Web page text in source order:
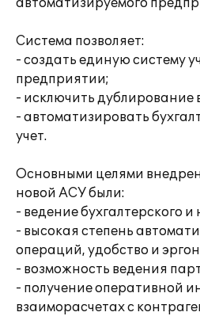
автоматизируемого
Система позволяет:
- создать единую систему
предприятии;
- исключить
- автоматизировать
учет.
Основными целями
новой АСУ были:
- ведение бухгалтерского и
- высокая степень
операций, удобство и
- возможность ведения
- получение оперативной
взаиморасчетах с